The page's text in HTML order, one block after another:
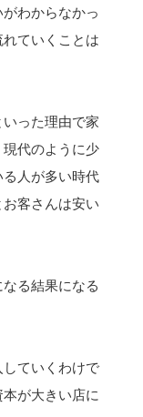
わからなかっ
ていくことは
った理由で家
代のように少
人が多い時代
客さんは安い
る結果になる
ていくわけで
が大きい店に